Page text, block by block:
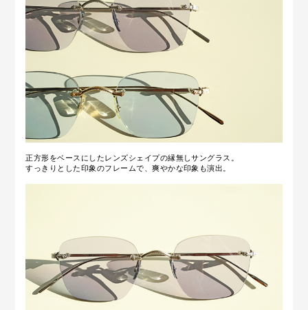
正方形をベースにしたレンズシェイプの縁無しサングラス。
すっきりとした印象のフレームで、爽やかな印象も演出。